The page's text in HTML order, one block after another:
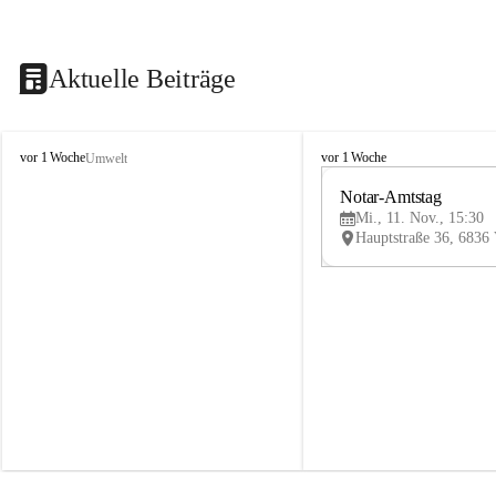
Aktuelle Beiträge
V
vor 1 WocheUmwelt
V
vor 1 Woche
Notar-Amtstag
Mi., 11. Nov., 15:30